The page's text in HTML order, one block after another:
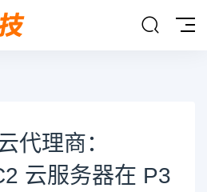
代理商：
云服务器在 P3